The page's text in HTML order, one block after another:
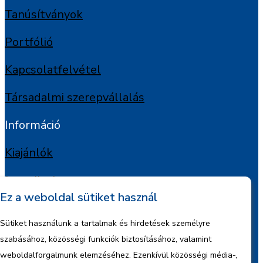
Tanúsítványok
Portfólió
Kapcsolatfelvétel
Társadalmi szerepvállalás
Információ
Kiajánlók
Jognyilatkozat
Adatkezelési tájékoztató
Ez a weboldal sütiket használ
Sütiket használunk a tartalmak és hirdetések személyre
szabásához, közösségi funkciók biztosításához, valamint
weboldalforgalmunk elemzéséhez. Ezenkívül közösségi média-,